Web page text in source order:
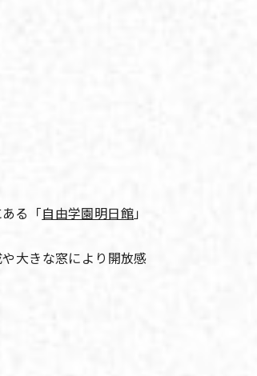
る「自由学園明日館」
大きな窓により開放感